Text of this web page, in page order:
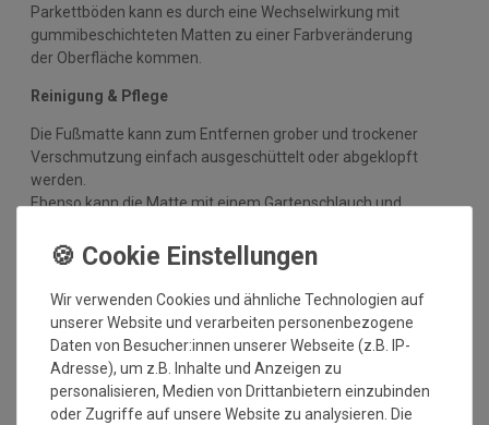
Parkettböden kann es durch eine Wechselwirkung mit
gummibeschichteten Matten zu einer Farbveränderung
der Oberfläche kommen.
Reinigung & Pflege
Die Fußmatte kann zum Entfernen grober und trockener
Verschmutzung einfach ausgeschüttelt oder abgeklopft
werden.
Ebenso kann die Matte mit einem Gartenschlauch und
Verschmutzung befreit werden.
die Matte am besten flach an einen warmen Platz zum
Trocknen.
Die Matte kann sehr viel Wasser aufnehmen und
dennoch trocknet sie schnell wieder ab.
Wir verwenden Cookies und ähnliche Technologien auf
unserer Website und verarbeiten personenbezogene
Daten von Besucher:innen unserer Webseite (z.B. IP-
Adresse), um z.B. Inhalte und Anzeigen zu
personalisieren, Medien von Drittanbietern einzubinden
oder Zugriffe auf unsere Website zu analysieren. Die